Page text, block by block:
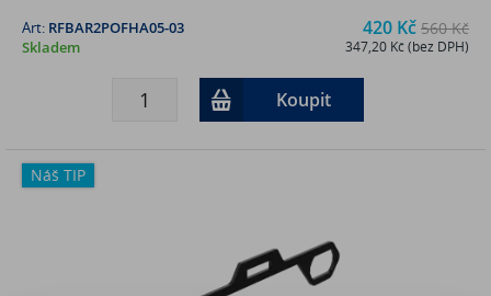
420 Kč 560 Kč
347,20 Kč (bez DPH)
Art: RFBAR2POFHA05-03
Skladem
Koupit
Náš TIP